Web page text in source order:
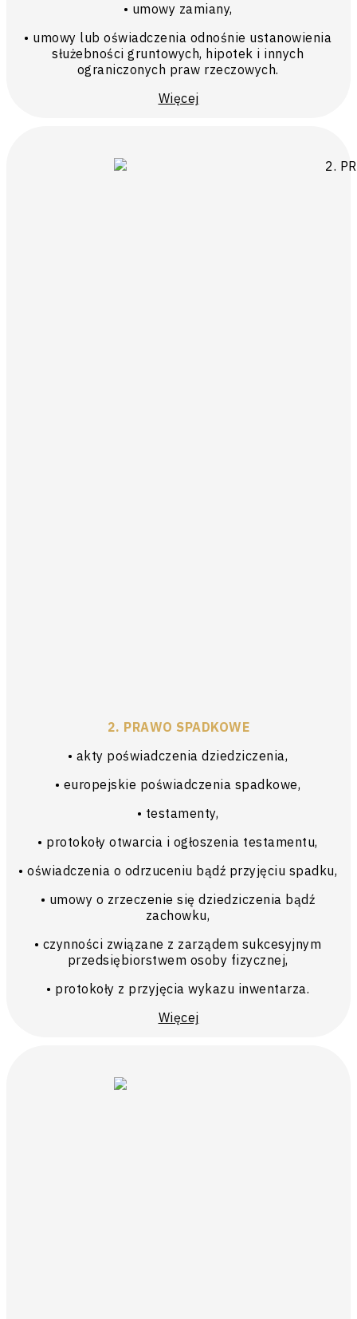
• umowy zamiany,
• umowy lub oświadczenia odnośnie ustanowienia
służebności gruntowych, hipotek i innych
ograniczonych praw rzeczowych.
Więcej
2. PRAWO SPADKOWE
• akty poświadczenia dziedziczenia,
• europejskie poświadczenia spadkowe,
• testamenty,
• protokoły otwarcia i ogłoszenia testamentu,
• oświadczenia o odrzuceniu bądź przyjęciu spadku,
• umowy o zrzeczenie się dziedziczenia bądź
zachowku,
• czynności związane z zarządem sukcesyjnym
przedsiębiorstwem osoby fizycznej,
• protokoły z przyjęcia wykazu inwentarza.
Więcej